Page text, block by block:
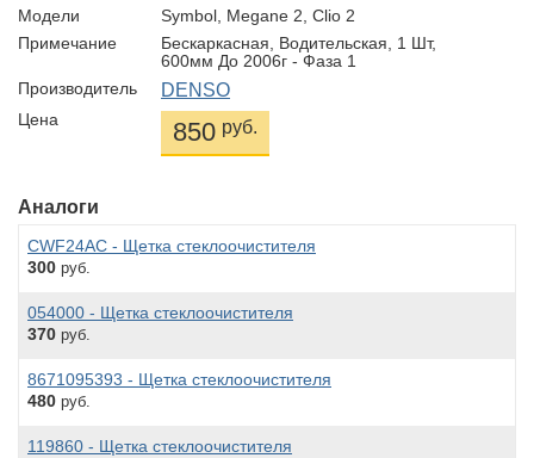
Модели
Symbol, Megane 2, Clio 2
Примечание
Бескаркасная, Водительская, 1 Шт,
600мм До 2006г - Фаза 1
Производитель
DENSO
Цена 850 руб.
Аналоги
CWF24AC - Щетка стеклоочистителя
300 руб.
054000 - Щетка стеклоочистителя
370 руб.
8671095393 - Щетка стеклоочистителя
480 руб.
119860 - Щетка стеклоочистителя